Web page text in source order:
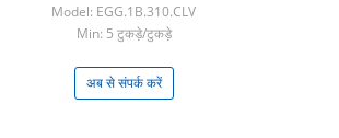
Model: EGG.1B.310.CLV
Min: 5 टुकड़े/टुकड़े
अब से संपर्क करें